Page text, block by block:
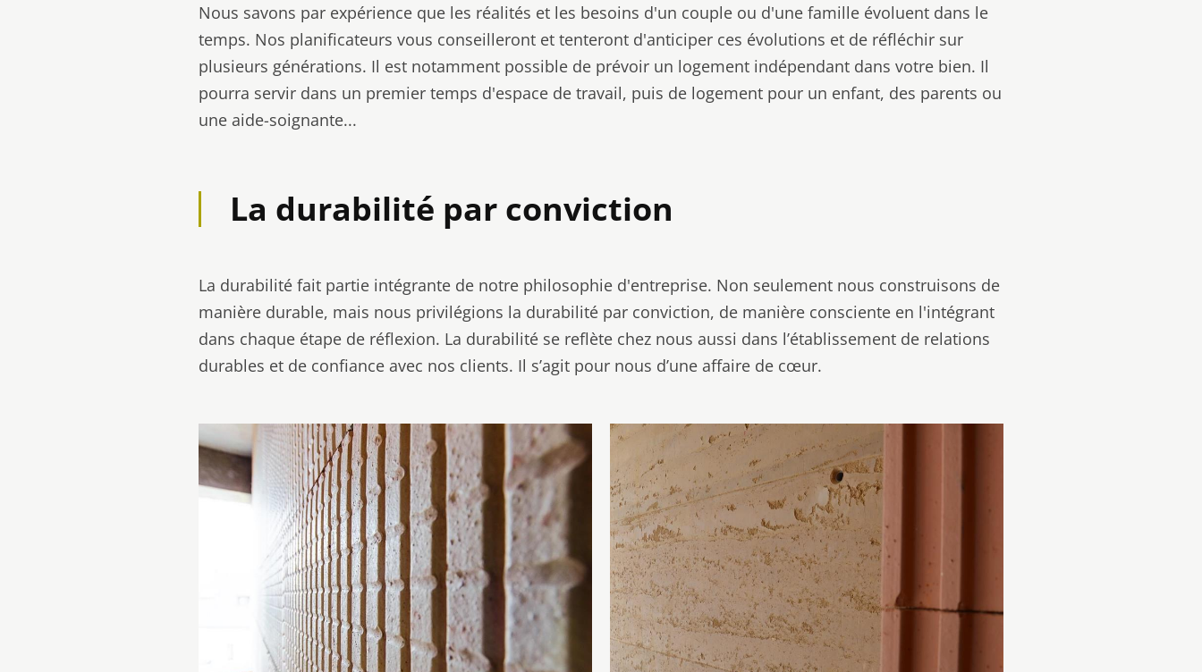
Nous savons par expérience que les réalités et les besoins d'un couple ou d'une famille évoluent dans le
temps. Nos planificateurs vous conseilleront et tenteront d'anticiper ces évolutions et de réfléchir sur
plusieurs générations. Il est notamment possible de prévoir un logement indépendant dans votre bien. Il
pourra servir dans un premier temps d'espace de travail, puis de logement pour un enfant, des parents ou
une aide-soignante...
La durabilité par conviction
La durabilité fait partie intégrante de notre philosophie d'entreprise. Non seulement nous construisons de
manière durable, mais nous privilégions la durabilité par conviction, de manière consciente en l'intégrant
dans chaque étape de réflexion. La durabilité se reflète chez nous aussi dans l’établissement de relations
durables et de confiance avec nos clients. Il s’agit pour nous d’une affaire de cœur.